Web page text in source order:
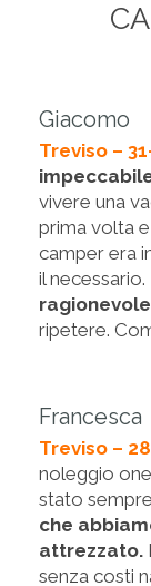
Giacomo
Treviso –
vivere una
prima volta
camper era
il necessario.
ragionevole
ripetere.
Francesca
Treviso –
noleggio
stato
che
attrezzato.
senza costi